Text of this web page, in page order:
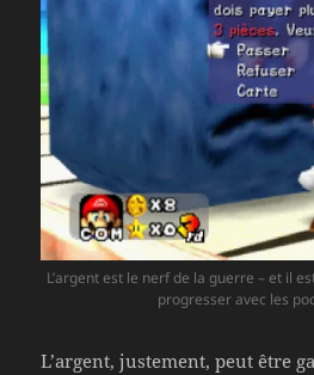
L’argent est le nerf de la guerre – et il
progresser avec les
L’argent, justement, peut être